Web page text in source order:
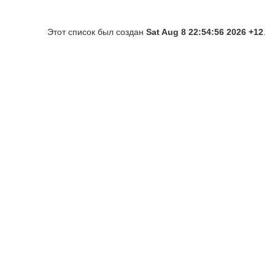
Этот список был создан Sat Aug 8 22:54:56 2026 +12